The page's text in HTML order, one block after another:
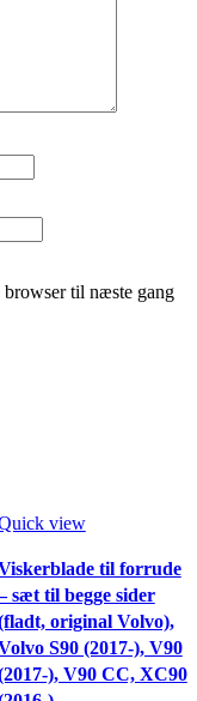
til næste gang
view
til forrude
sæt til begge sider
original Volvo),
S90 (2017-), V90
), V90 CC, XC90